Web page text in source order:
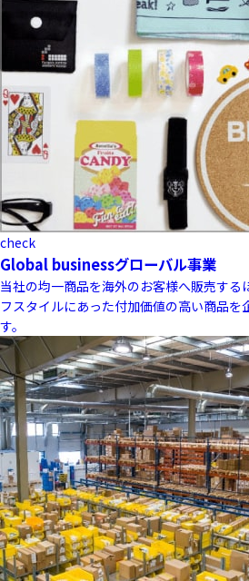
check
Global businessグローバル事業
当社の均一商品を海外のお客様へ販売する
フスタイルにあった付加価値の高い商品を
す。